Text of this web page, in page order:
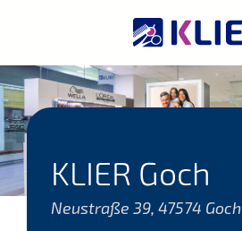
KLIER Goch
Neustraße 39, 47574 Goch